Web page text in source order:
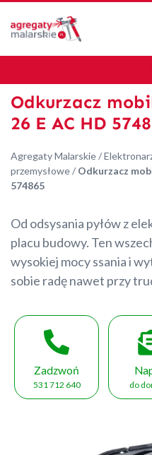
Odkurzacz
26 E AC HD
Agregaty Malarskie/
przemysłowe/ Odkurzacz
574865
Od odsysania pyłów z
placu budowy. Ten
wysokiej mocy ssania i
sobie radę nawet przy
Zadzwoń
531 712 640 do